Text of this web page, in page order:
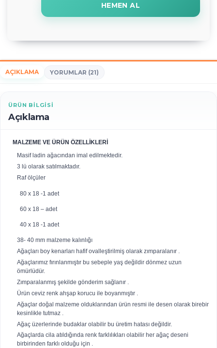
HEMEN AL
AÇIKLAMA YORUMLAR (21)
ÜRÜN BILGISI
Açıklama
MALZEME VE ÜRÜN ÖZELLİKLERİ
Masif ladin ağacından imal edilmektedir.
3 lü olarak satılmaktadır.
Raf ölçüler
80 x 18 -1 adet
60 x 18 – adet
40 x 18 -1 adet
38- 40 mm malzeme kalınlığı
Ağaçları boy kenarları hafif ovalleştirilmiş olarak zımparalanır .
Ağaçlarımız fırınlanmıştır bu sebeple yaş değildir dönmez uzun
ömürlüdür.
Zımparalanmış şekilde gönderim sağlanır .
Ürün ceviz renk ahşap korucu ile boyanmıştır .
Ağaçlar doğal malzeme olduklarından ürün resmi ile desen olarak birebir
kesinlikle tutmaz .
Ağaç üzerlerinde budaklar olabilir bu üretim hatası değildir.
Ağaçlarda cila atıldığında renk farklılıkları olabilir her ağaç deseni
birbirinden farklı olduğu için .